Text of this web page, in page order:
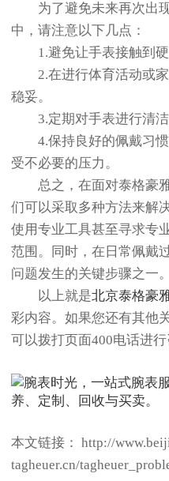
为了避免未来再次出现
中，请注意以下几点：
1.避免让手表接触到硬
2.在进行体育活动或家
稳妥。
3.定期对手表进行清洁
4.保持良好的佩戴习惯
受不必要的压力。
总之，在面对泰格豪雅
们可以采取多种方法来解
使用专业工具甚至寻求专
范围。同时，在日常佩戴
问题发生的关键步骤之一。
以上就是北京泰格豪
彩内容。如果您还有其他
可以拨打页面400电话进
本文链接： http://
tagheuer.cn/